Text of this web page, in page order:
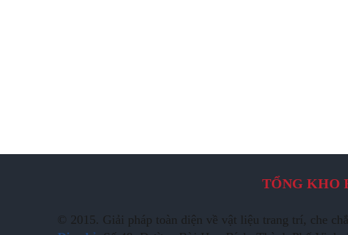
TỔNG KHO
© 2015. Giải pháp toàn diện về vật liệu trang trí, che